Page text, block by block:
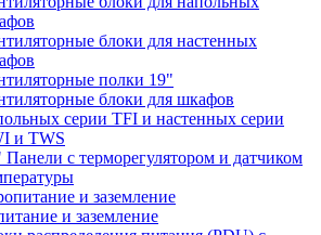
блоки для настенных
полки 19"
блоки для шкафов
серии TFI и настенных серии
и TWS
Панели с терморегулятором и датчиком
и заземление